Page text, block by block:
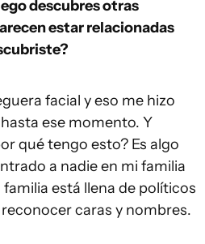
descubres otras
estar relacionadas
facial y eso me hizo
ese momento. Y
qué tengo esto? Es algo
a nadie en mi familia
está llena de políticos
caras y nombres.